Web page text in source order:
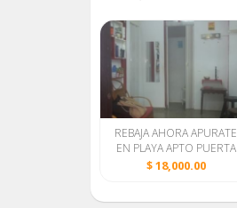
REBAJA AHORA APURATE
EN PLAYA APTO PUERTA
CALLE,1/4 GRANDE,2
$ 18,000.00